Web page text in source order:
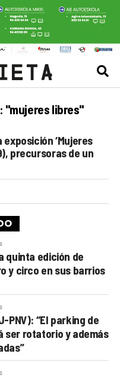
"mujeres libres"
‘Mujeres
precursoras de un
quinta edición de
y circo en sus barrios
PNV): “El parking de
ser rotatorio y además